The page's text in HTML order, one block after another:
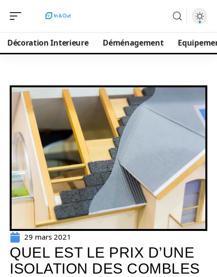
Décoration Interieure Déménagement
29 mars 2021
QUEL EST LE PRIX D’UNE
ISOLATION DES COMBLES